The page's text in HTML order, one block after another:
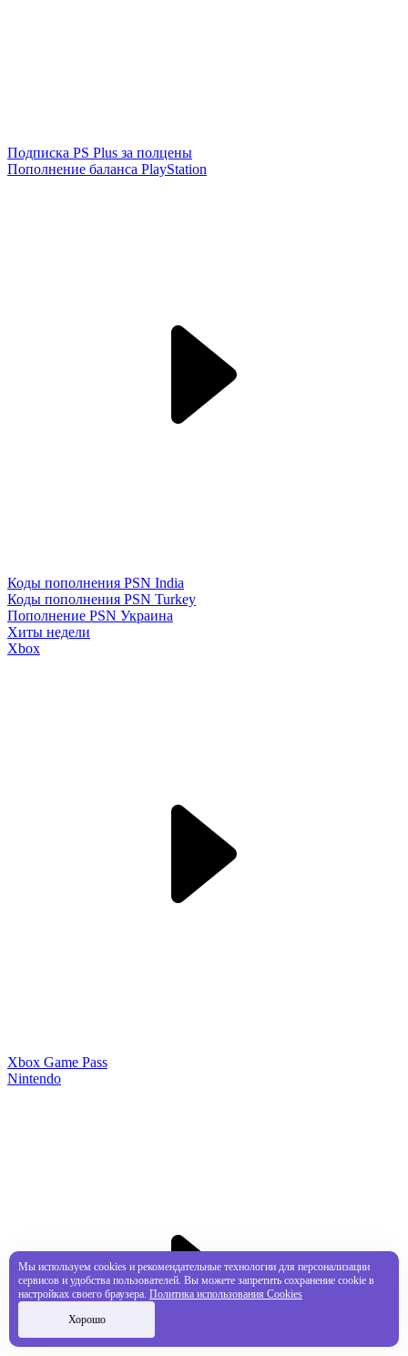
Подписка PS Plus за полцены
Пополнение баланса PlayStation
Коды пополнения PSN India
Коды пополнения PSN Turkey
Пополнение PSN Украина
Хиты недели
Xbox
Xbox Game Pass
Nintendo
Мы используем cookies и рекомендательные технологии для персонализации
сервисов и удобства пользователей. Вы можете запретить сохранение cookie в
настройках своего браузера. Политика использования Cookies
Хорошо